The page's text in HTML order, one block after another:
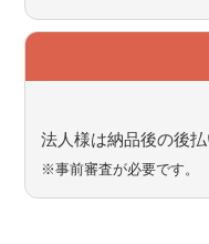
法人様は納品後の後払
※事前審査が必要です。